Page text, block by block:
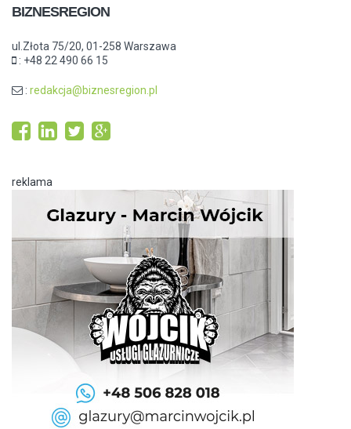
BIZNESREGION
ul.Złota 75/20, 01-258 Warszawa
: +48 22 490 66 15
: redakcja@biznesregion.pl
reklama